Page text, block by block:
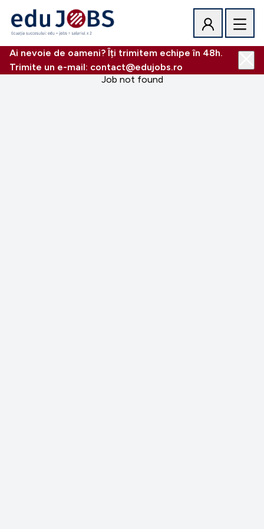
Ai nevoie de oameni? Îți trimitem echipe în 48h.
Trimite un e-mail: contact@edujobs.ro
Job not found